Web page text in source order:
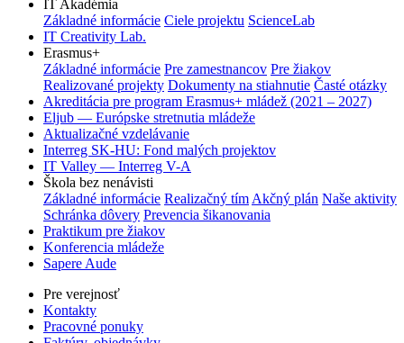
IT Akadémia
Základné informácie Ciele projektu ScienceLab
IT Creativity Lab.
Erasmus+
Základné informácie Pre zamestnancov Pre žiakov
Realizované projekty Dokumenty na stiahnutie Časté otázky
Akreditácia pre program Erasmus+ mládež (2021 – 2027)
Eljub — Európske stretnutia mládeže
Aktualizačné vzdelávanie
Interreg SK-HU: Fond malých projektov
IT Valley — Interreg V-A
Škola bez nenávisti
Základné informácie Realizačný tím Akčný plán Naše aktivity
Schránka dôvery Prevencia šikanovania
Praktikum pre žiakov
Konferencia mládeže
Sapere Aude
Pre verejnosť
Kontakty
Pracovné ponuky